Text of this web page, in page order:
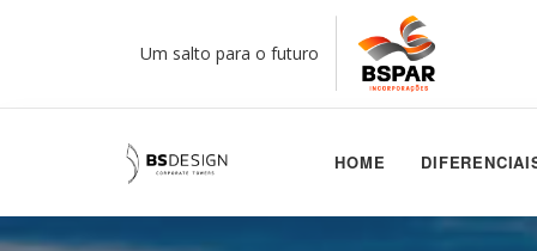
Um salto para o futuro
HOME